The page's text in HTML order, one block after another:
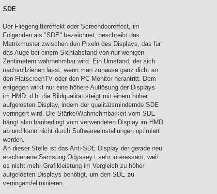
SDE
Der Fliegengittereffekt oder Screendooreffect, im
Folgenden als "SDE" bezeichnet, beschreibt das
Matrixmuster zwischen den Pixeln des Displays, das für
das Auge bei einem Sichtabstand von nur wenigen
Zentimetern wahrnehmbar wird. Ein Umstand, der sich
nachvollziehen lässt, wenn man zuhause ganz dicht an
den FlatscreenTV oder den PC Monitor herantritt. Dem
entgegen wirkt nur eine höhere Auflösung der Displays
im HMD, d.h. die Bildqualität steigt mit einem höher
aufgelösten Display, indem der qualitätsmindernde SDE
verringert wird. Die Stärke/Wahrnehmbarkeit vom SDE
hängt also baubedingt vom verwendeten Display im HMD
ab und kann nicht durch Softwareeinstellungen optimiert
werden.
An dieser Stelle ist das Anti-SDE Display der gerade neu
erschienene Samsung Odyssey+ sehr interessant, weil
es nicht mehr Grafikleistung im Vergleich zu höher
aufgelösten Displays benötigt, um den SDE zu
verringern/eliminieren.